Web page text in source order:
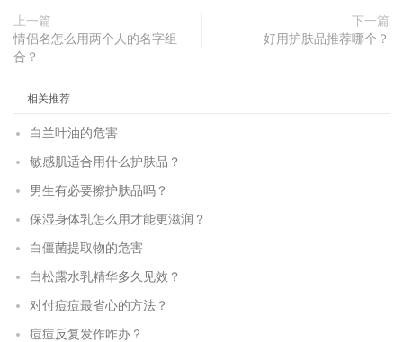
上一篇
情侣名怎么用两个人的名字组
合？
下一篇
好用护肤品推荐哪个？
相关推荐
白兰叶油的危害
敏感肌适合用什么护肤品？
男生有必要擦护肤品吗？
保湿身体乳怎么用才能更滋润？
白僵菌提取物的危害
白松露水乳精华多久见效？
对付痘痘最省心的方法？
痘痘反复发作咋办？